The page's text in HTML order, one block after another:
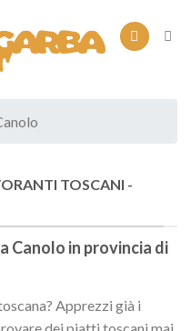
TOSCANI -
Canolo in provincia di
Apprezzi già i
dei piatti toscani mai